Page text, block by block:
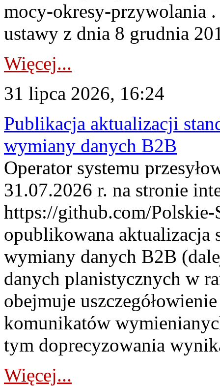
mocy-okresy-przywolania
ustawy z dnia 8 grudnia
Więcej...
31 lipca 2026, 16:24
Publikacja aktualizacji
wymiany danych B2B
Operator systemu
31.07.2026 r. na stronie
https://github.com/Polskie-
opublikowana aktualizacja
wymiany danych B2B
danych planistycznych w
obejmuje
komunikatów
tym doprecyzowania
Więcej...